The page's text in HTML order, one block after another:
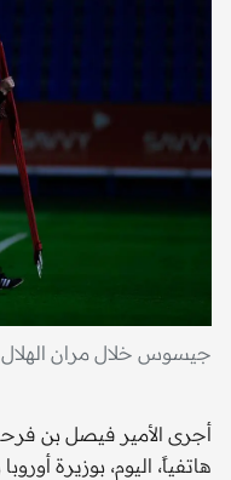
جيسوس خلال مران الهلال
أجرى الأمير فيصل بن
هاتفياً، اليوم، بوزيرة